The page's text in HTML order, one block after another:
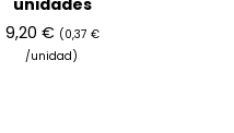
unidades
9,20 € (0,37 €
/unidad)